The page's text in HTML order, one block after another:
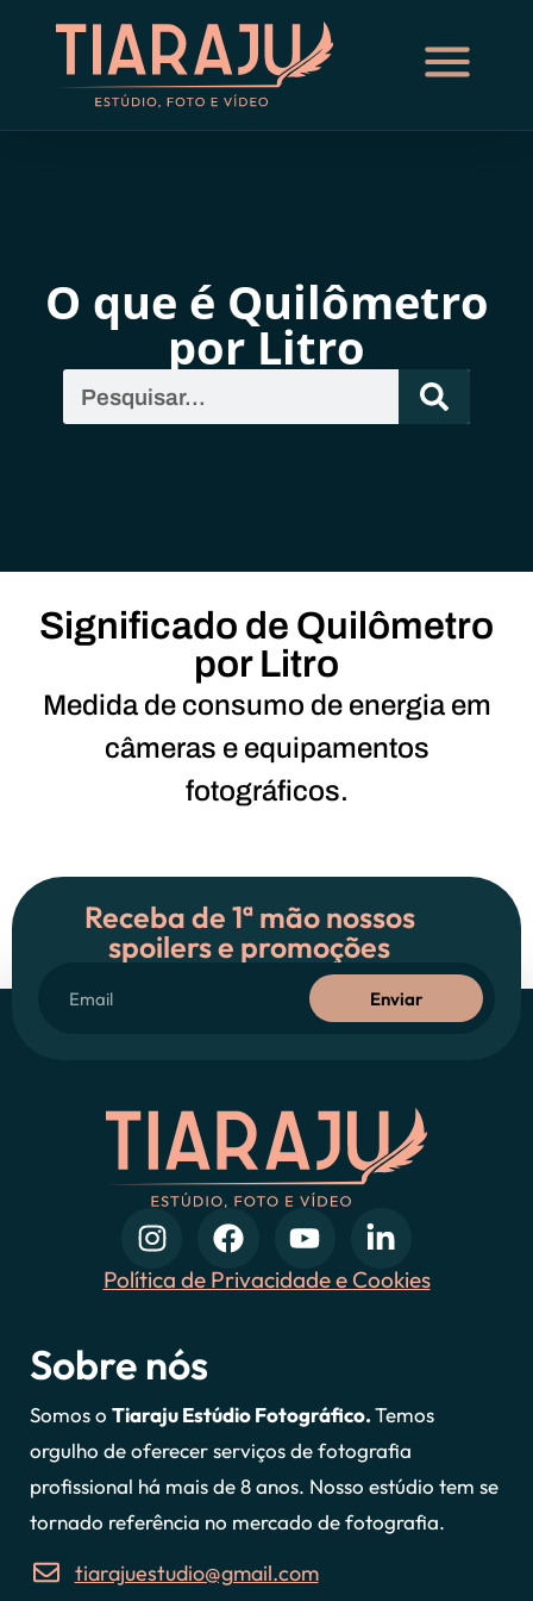
O que é Quilômetro
por Litro
Significado de Quilômetro
por Litro
Medida de consumo de energia em
câmeras e equipamentos
fotográficos.
Receba de 1ª mão nossos
spoilers e promoções
Enviar
Política de Privacidade e Cookies
Sobre nós
Somos o Tiaraju Estúdio Fotográfico.Temos
orgulho de oferecer serviços de fotografia
profissional há mais de 8 anos. Nosso estúdio tem se
tornado referência no mercado de fotografia.
tiarajuestudio@gmail.com